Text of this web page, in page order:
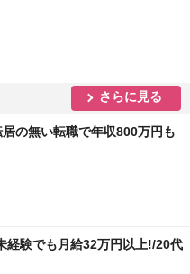
さらに見る
の無い転職で年収800万円も
経験でも月給32万円以上!/20代